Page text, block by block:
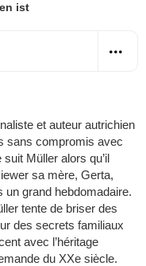
ist
et auteur autrichien
sans compromis avec
Müller alors qu’il
sa mère, Gerta,
un grand hebdomadaire.
tente de briser des
des secrets familiaux
avec l’héritage
du XXe siècle.